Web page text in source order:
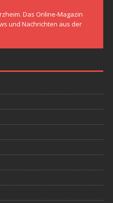
Das Online-Magazin
und Nachrichten aus der